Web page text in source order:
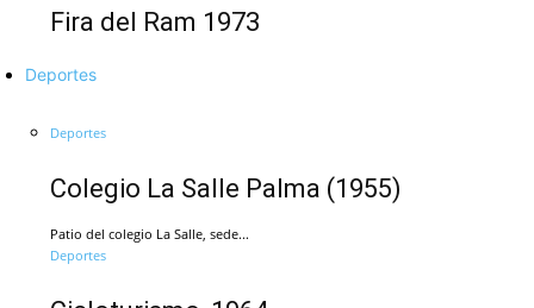
Fira del Ram 1973
Deportes
Deportes
Colegio La Salle Palma (1955)
Patio del colegio La Salle, sede...
Deportes